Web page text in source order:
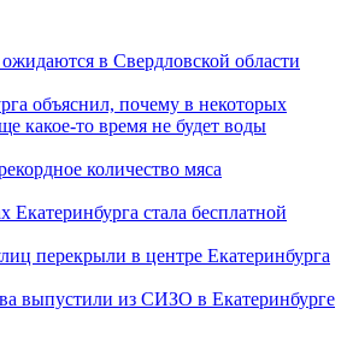
в Свердловской области
объяснил, почему в некоторых
какое-то время не будет воды
количество мяса
Екатеринбурга стала бесплатной
перекрыли в центре Екатеринбурга
выпустили из СИЗО в Екатеринбурге